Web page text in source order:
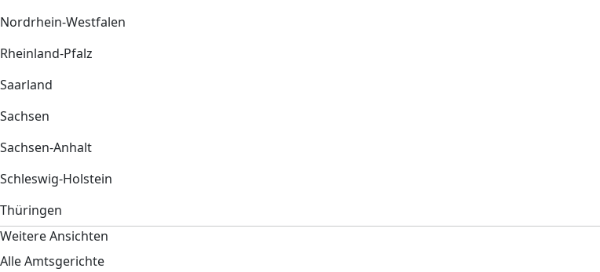
Nordrhein-Westfalen
Rheinland-Pfalz
Saarland
Sachsen
Sachsen-Anhalt
Schleswig-Holstein
Thüringen
Weitere Ansichten
Alle Amtsgerichte